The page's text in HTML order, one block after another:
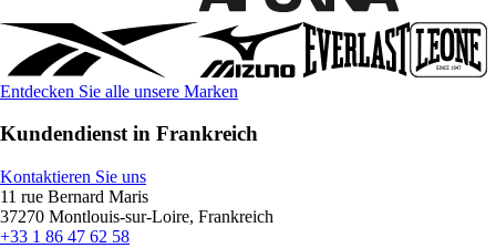
Entdecken Sie alle unsere Marken
Kundendienst in Frankreich
Kontaktieren Sie uns
11 rue Bernard Maris
37270 Montlouis-sur-Loire, Frankreich
+33 1 86 47 62 58